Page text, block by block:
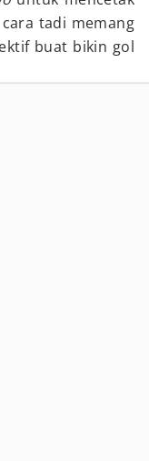
tadi memang
buat bikin gol